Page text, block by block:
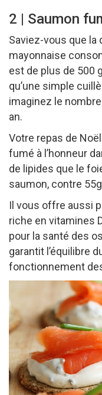
2 | Saumon
Saviez-vous que la
mayonnaise
est de plus de 500
qu’une simple
imaginez le
an.
Votre repas de
fumé à l’honneur
de lipides que le
saumon, contre
Il vous offre aussi
riche en vitamines
pour la santé des
garantit l’équilibre
fonctionnement